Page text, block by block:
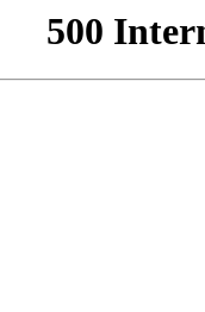
500